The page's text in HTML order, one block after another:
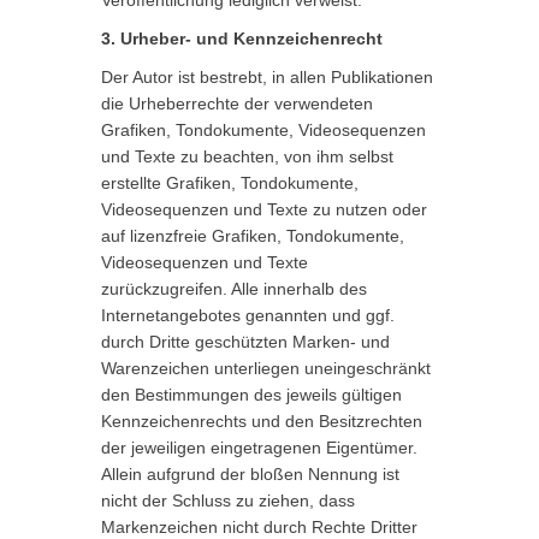
3. Urheber- und Kennzeichenrecht
Der Autor ist bestrebt, in allen Publikationen
die Urheberrechte der verwendeten
Grafiken, Tondokumente, Videosequenzen
und Texte zu beachten, von ihm selbst
erstellte Grafiken, Tondokumente,
Videosequenzen und Texte zu nutzen oder
auf lizenzfreie Grafiken, Tondokumente,
Videosequenzen und Texte
zurückzugreifen. Alle innerhalb des
Internetangebotes genannten und ggf.
durch Dritte geschützten Marken- und
Warenzeichen unterliegen uneingeschränkt
den Bestimmungen des jeweils gültigen
Kennzeichenrechts und den Besitzrechten
der jeweiligen eingetragenen Eigentümer.
Allein aufgrund der bloßen Nennung ist
nicht der Schluss zu ziehen, dass
Markenzeichen nicht durch Rechte Dritter